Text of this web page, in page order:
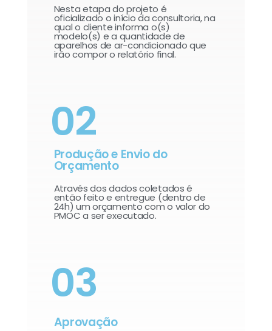
Nesta etapa do projeto é
oficializado o início da consultoria, na
qual o cliente informa o(s)
modelo(s) e a quantidade de
aparelhos de ar-condicionado que
irão compor o relatório final.​
02
Produção e Envio do
Orçamento
Através dos dados coletados é
então feito e entregue (dentro de
24h) um orçamento com o valor do
PMOC a ser executado.
03
Aprovação